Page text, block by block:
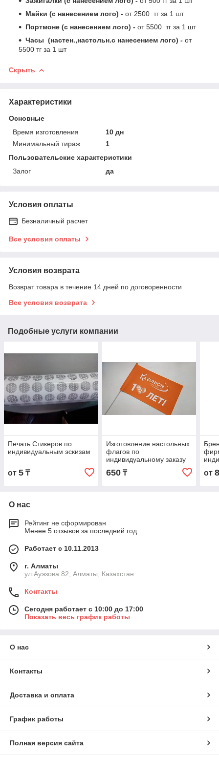
Майки (с нанесением лого) - от 2500 тг за 1 шт
Портмоне (с нанесением лого) - от 5500 тг за 1 шт
Часы (настен.,настольн.с нанесением лого) - от
5500 тг за 1 шт
Скрыть
Характеристики
Основные
Время изготовления
10 дн
Минимальный тираж
1
Пользовательские характеристики
Залог
да
Условия оплаты
Безналичный расчет
Все условия оплаты
Условия возврата
Возврат товара в течение 14 дней по договоренности
Все условия возврата
Подобные услуги компании
Печать Стикеров по
индивидуальным эскизам
от 5 ₸
Изготовление настольных
флагов по
индивидуальному заказу
650₸ от
О нас
Рейтинг не сформирован
Менее 5 отзывов за последний год
Работает с 10.11.2013
г. Алматы
ул.Ауэзова 82, Алматы, Казахстан
Контакты
Сегодня работает с 10:00 до 17:00
Показать весь график работы
О нас
Контакты
Доставка и оплата
График работы
Полная версия сайта